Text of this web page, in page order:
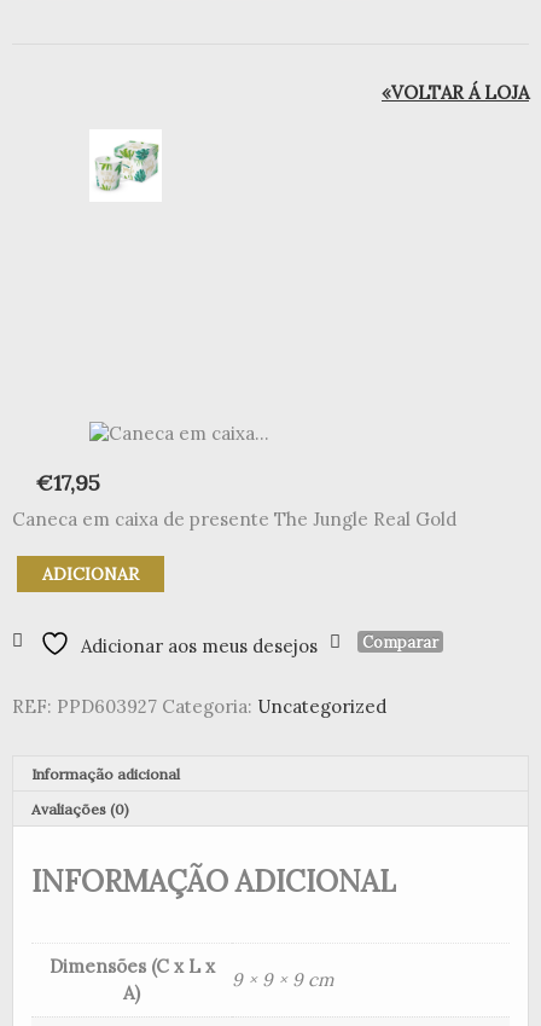
«VOLTAR Á LOJA
€17,95
Caneca em caixa de presente The Jungle Real Gold
Quantidade
de
em
caixa
presente
Real
Gold
ADICIONAR
Adicionar aos meus desejos Comparar
REF: PPD603927 Categoria: Uncategorized
Informação adicional
Avaliações (0)
INFORMAÇÃO ADICIONAL
Dimensões (C x L x
A)
9 × 9 × 9 cm